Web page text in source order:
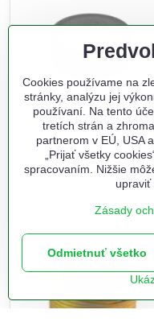
Záslepka o 35hr /
Na sklade odbojna.sk
0,30 €
Do košíka
Cookies používame na
stránky, analýzu jej
používaní. Na tento
tretích strán a
partnerom v EÚ, USA
„Prijať všetky
spracovaním. Nižšie
upraviť
Zásady
Odmietnuť všetko